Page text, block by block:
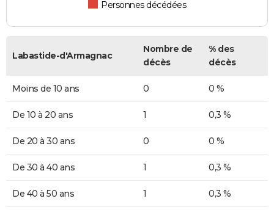
Personnes décédées
Labastide-d'Armagnac
Nombre de
décès
% des
décès
Moins de 10 ans 0 0 %
De 10 à 20 ans 1 0,3 %
De 20 à 30 ans 0 0 %
De 30 à 40 ans 1 0,3 %
De 40 à 50 ans 1 0,3 %